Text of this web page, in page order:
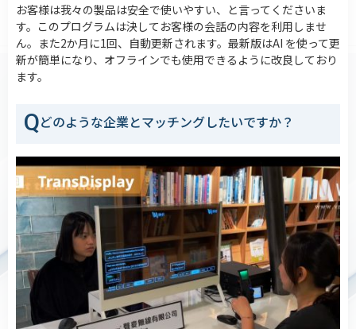
お客様は我々の製品は安全で使いやすい、と言ってくださいま
す。このプログラムは決してお客様の会話の内容を利用しませ
ん。また2か月に1回、自動更新されます。最新版はAI を使って更
新が簡単になり、オフラインでも使用できるように改良しており
ます。
Qどのような企業とマッチングしたいですか？